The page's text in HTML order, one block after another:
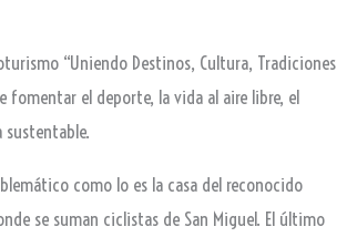
“Uniendo Destinos, Cultura, Tradiciones
fomentar el deporte, la vida al aire libre, el
como lo es la casa del reconocido
se suman ciclistas de San Miguel. El último